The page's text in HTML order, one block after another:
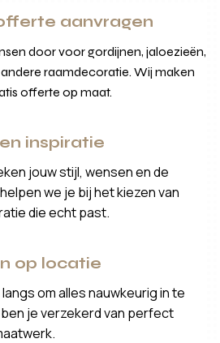
aanvragen
door voor gordijnen, jaloezieën,
raamdecoratie. Wij maken
offerte op maat.
inspiratie
jouw stijl, wensen en de
we je bij het kiezen van
die echt past.
op locatie
om alles nauwkeurig in te
je verzekerd van perfect